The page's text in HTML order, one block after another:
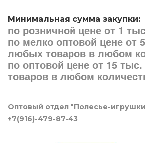
Минимальная сумма закупки:
по розничной цене от 1
по мелко оптовой цене от
любых товаров в любом
по оптовой цене от 15
товаров в любом
Оптовый отдел "Полесье-
+7(916)-479-87-43